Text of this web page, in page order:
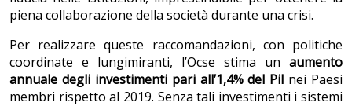
piena collaborazione della società durante una crisi.
Per realizzare queste raccomandazioni, con politiche
coordinate e lungimiranti, l’Ocse stima un aumento
annuale degli investimenti pari all’1,4% del Pil nei Paesi
membri rispetto al 2019. Senza tali investimenti i sistemi